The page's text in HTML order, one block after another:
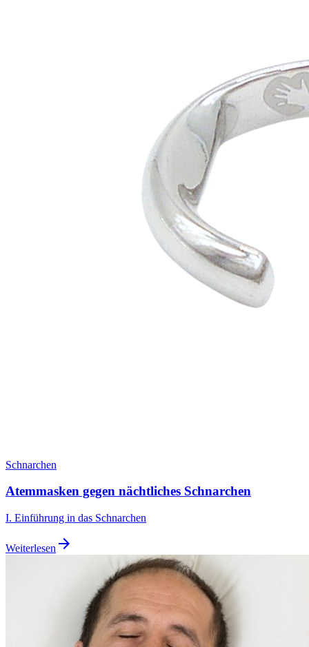
Schnarchen
Atemmasken gegen nächtliches Schnarchen
I. Einführung in das Schnarchen
Weiterlesen arrow_forward